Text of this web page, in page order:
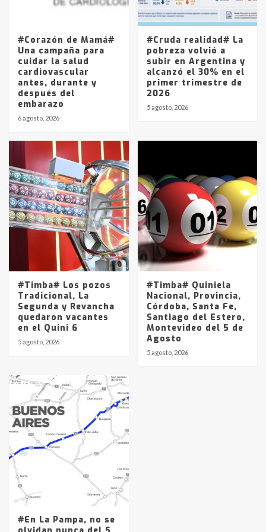
La Pampa, desde YPF hasta Axion
entre 857 a 1338 pesos
#Corazón de Mamá#
Una campaña para
cuidar la salud
cardiovascular
antes, durante y
después del
embarazo
6 agosto, 2026
#Cruda realidad# La
pobreza volvió a
subir en Argentina y
alcanzó el 30% en el
primer trimestre de
2026
5 agosto, 2026
#Timba# Los pozos
Tradicional, La
Segunda y Revancha
quedaron vacantes
en el Quini 6
5 agosto, 2026
#Timba# Quiniela
Nacional, Provincia,
Córdoba, Santa Fe,
Santiago del Estero,
Montevideo del 5 de
Agosto
5 agosto, 2026
#En La Pampa, no se